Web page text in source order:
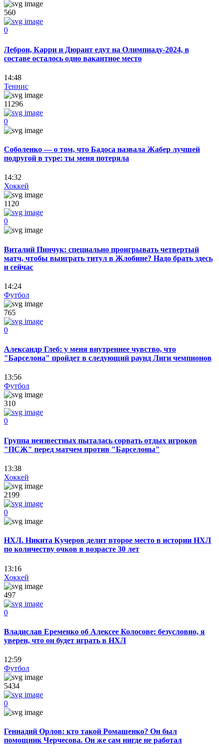
560
0
Леброн, Карри и Дюрант едут на Олимпиаду-2024, в
составе осталось одно вакантное место
14:48
Теннис
11296
0
Соболенко — о том, что Бадоса назвала Жабер лучшей
подругой в туре: ты меня потеряла
14:32
Хоккей
1120
0
Виталий Пинчук: специально проигрывать четвертый
матч, чтобы выиграть титул в Жлобине? Надо брать здесь
и сейчас
14:24
Футбол
765
0
Александр Глеб: у меня внутреннее чувство, что
"Барселона" пройдет в следующий раунд Лиги чемпионов
13:56
Футбол
310
0
Группа неизвестных пыталась сорвать отдых игроков
"ПСЖ" перед матчем против "Барселоны"
13:38
Хоккей
2199
0
НХЛ. Никита Кучеров делит второе место в истории НХЛ
по количеству очков в возрасте 30 лет
13:16
Хоккей
497
0
Владислав Еременко об Алексее Колосове: безусловно, я
уверен, что он будет играть в НХЛ
12:59
Футбол
5434
0
Геннадий Орлов: кто такой Ромашенко? Он был
помощник Черчесова. Он же сам нигде не работал